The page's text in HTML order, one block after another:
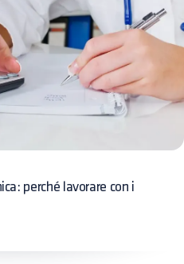
perché lavorare con i